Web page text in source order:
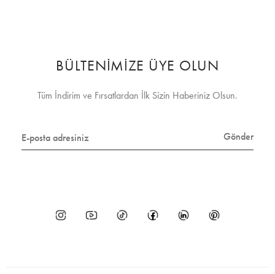
BÜLTENİMİZE ÜYE OLUN
Tüm İndirim ve Fırsatlardan İlk Sizin Haberiniz Olsun.
Gönder